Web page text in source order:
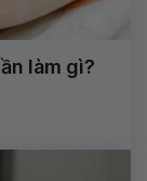
làm gì?